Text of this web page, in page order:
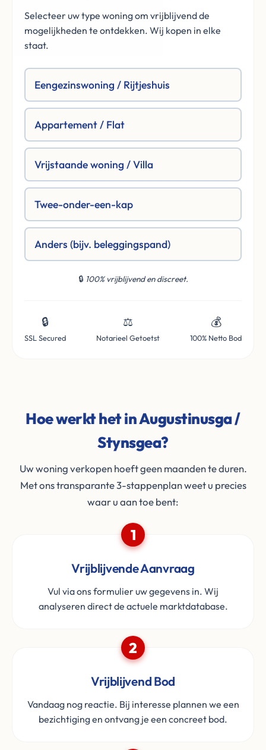
Selecteer uw type woning om vrijblijvend de
mogelijkheden te ontdekken. Wij kopen in elke
staat.
Eengezinswoning / Rijtjeshuis
Appartement / Flat
Vrijstaande woning / Villa
Twee-onder-een-kap
Anders (bijv. beleggingspand)
🔒 100% vrijblijvend en discreet.
🔒
SSL Secured
⚖️
Notarieel Getoetst
💰
100% Netto Bod
Hoe werkt het in Augustinusga /
Stynsgea?
Uw woning verkopen hoeft geen maanden te duren.
Met ons transparante 3-stappenplan weet u precies
waar u aan toe bent:
1
Vrijblijvende Aanvraag
Vul via ons formulier uw gegevens in. Wij
analyseren direct de actuele marktdatabase.
2
Vrijblijvend Bod
Vandaag nog reactie. Bij interesse plannen we een
bezichtiging en ontvang je een concreet bod.